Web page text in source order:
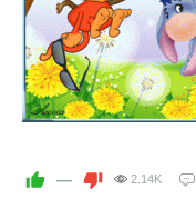
— 2.14K